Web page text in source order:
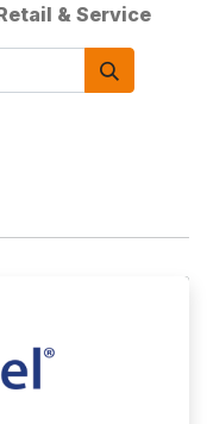
& Service